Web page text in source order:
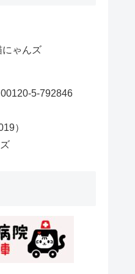
にゃんズ
5-792846
）